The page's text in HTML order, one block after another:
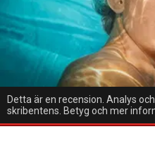
Detta är en recension. Analys
skribentens. Betyg och mer